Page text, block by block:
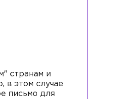
странам и
в этом случае
письмо для